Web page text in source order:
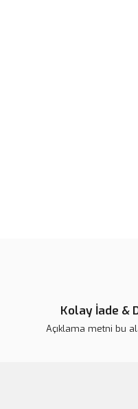
Kolay İade &
Açıklama metni bu